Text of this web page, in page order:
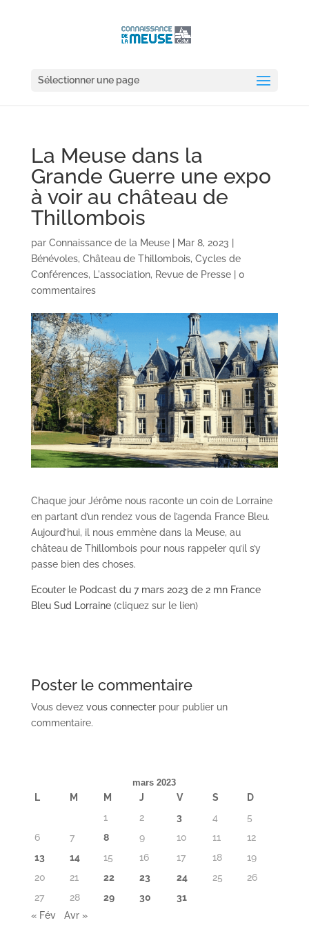
Sélectionner une page
La Meuse dans la
Grande Guerre une expo
à voir au château de
Thillombois
par Connaissance de la Meuse| Mar 8, 2023
Bénévoles, Château de Thillombois, Cycles de
Conférences, L'association, Revue de Presse| 0
commentaires
Chaque jour Jérôme nous raconte un coin de Lorraine
en partant d’un rendez vous de l’agenda France Bleu.
Aujourd’hui, il nous emmène dans la Meuse, au
château de Thillombois pour nous rappeler qu’il s’y
passe bien des choses.
Ecouter le Podcast du 7 mars 2023 de 2 mn France
Bleu Sud Lorraine(cliquez sur le lien)
Poster le commentaire
Vous devez vous connecterpour publier un
commentaire.
mars 2023
L M M J V S
D
1
2 3 4
5
6
7 8 9 10 11
12
13
14 15 16 17 18
19
20
21 22 23 24 25
26
27
28 29 30
31
« Fév
Avr »